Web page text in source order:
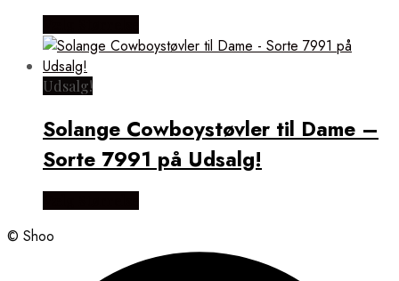
Udsalg!
Solange Cowboystøvler til Dame –
Sorte 7991 på Udsalg!
© Shoo